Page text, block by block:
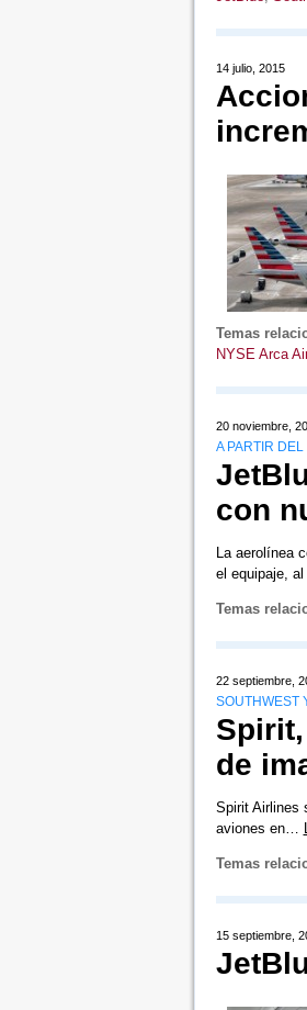
14 julio, 2015
Temas
NYSE Arca
20 noviembre,
A PARTIR
con
La aerolínea
el equipaje,
Temas
22 septiembre,
SOUTHWEST
de
Spirit Airlines
aviones en…
Temas
15 septiembre,